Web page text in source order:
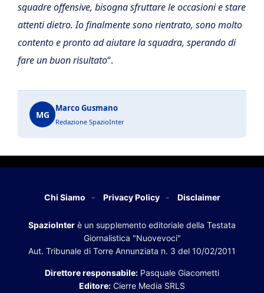
squadre offensive, bisogna sfruttare le occasioni e stare
attenti dietro. Io finalmente sono rientrato, sono molto
contento e pronto ad aiutare la squadra, sperando di
fare un buon risultato“.
MG
Marco Gusmano
Redazione SpazioInter
Chi Siamo Privacy Policy Disclaimer
SpazioInter è un supplemento editoriale della Testata
Giornalistica "Nuovevoci"
Aut. Tribunale di Torre Annunziata n. 3 del 10/02/2011
Direttore responsabile: Pasquale Giacometti
Editore: Cierre Media SRLS